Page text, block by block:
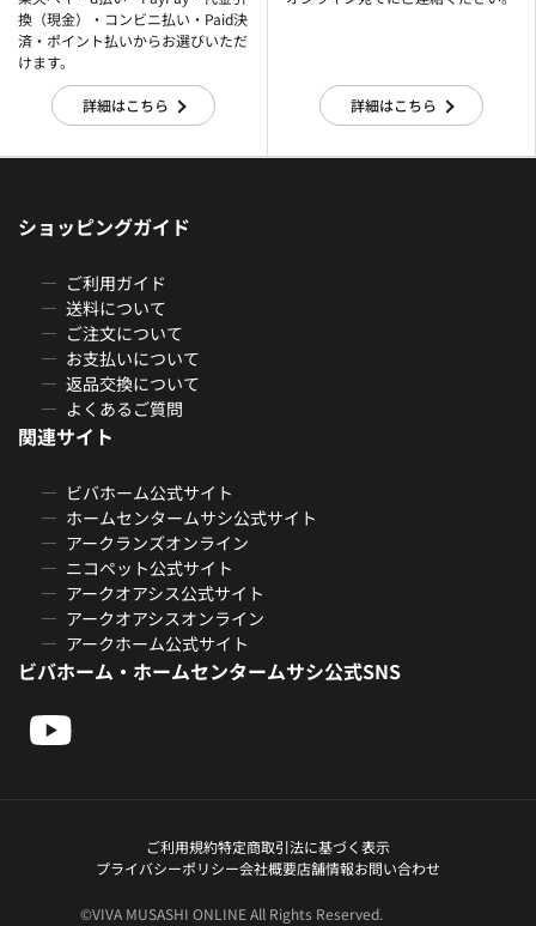
換（現金）・コンビニ払い・Paid決
済・ポイント払いからお選びいただ
けます。
詳細はこちら 詳細はこちら
ショッピングガイド
ご利用ガイド
送料について
ご注文について
お支払いについて
返品交換について
よくあるご質問
関連サイト
ビバホーム公式サイト
ホームセンタームサシ公式サイト
アークランズオンライン
ニコペット公式サイト
アークオアシス公式サイト
アークオアシスオンライン
アークホーム公式サイト
ビバホーム・ホームセンタームサシ公式SNS
ご利用規約特定商取引法に基づく表示
プライバシーポリシー会社概要店舗情報お問い合わせ
©VIVA MUSASHI ONLINE All Rights Reserved.